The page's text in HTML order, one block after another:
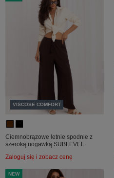
VISCOSE COMFORT
Ciemnobrązowe letnie spodnie z
szeroką nogawką SUBLEVEL
Zaloguj się i zobacz cenę
NEW